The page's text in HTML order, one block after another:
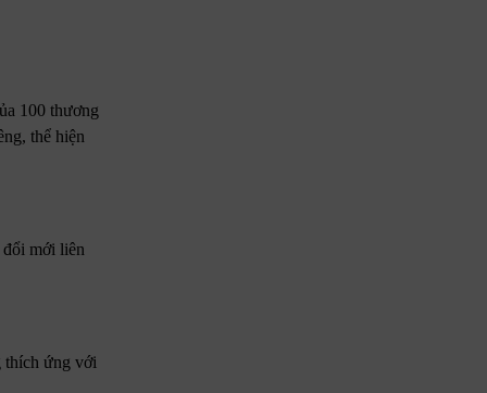
100 thương
thể hiện
đổi mới liên
thích ứng với